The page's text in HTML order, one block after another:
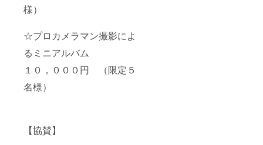
様）
☆プロカメラマン撮影によ
るミニアルバム
１０，０００円 （限定５
名様）
【協賛】